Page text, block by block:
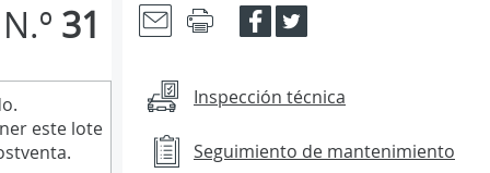
N.º 31
este lote
Inspección técnica
Seguimiento de mantenimiento